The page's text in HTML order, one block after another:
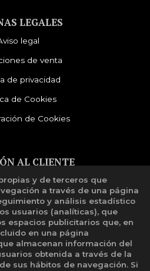
LEGALES
legal
de venta
de privacidad
de Cookies
de Cookies
AL CLIENTE
somos
reclamaciones
y de terceros que
a través de una página
y análisis estadístico
usuarios (analíticas), que
espacios publicitarios que, en
en una página
almacenan información del
obtenida a través de la
sus hábitos de navegación. Si